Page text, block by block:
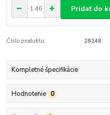
Pridať do
Číslo produktu: 28248
Kompletné špecifikácie
Hodnotenie 0